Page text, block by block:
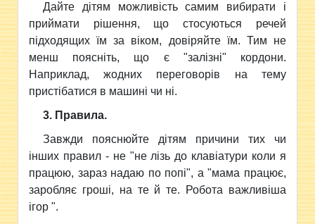
Дайте дітям можливість самим вибирати і
приймати рішення, що стосуються речей
підходящих їм за віком, довіряйте їм. Тим не
менш поясніть, що є "залізні" кордони.
Наприклад, жодних переговорів на тему
пристібатися в машині чи ні.
3. Правила.
Завжди пояснюйте дітям причини тих чи
інших правил - не "не лізь до клавіатури коли я
працюю, зараз надаю по попі", а "мама працює,
заробляє гроші, на те й те. Робота важливіша
ігор ".